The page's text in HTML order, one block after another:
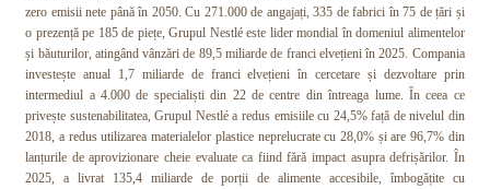
zero emisii nete până în 2050. Cu 271.000 de angajați, 335 de fabrici în 75 de țări și
o prezență pe 185 de piețe, Grupul Nestlé este lider mondial în domeniul alimentelor
și băuturilor, atingând vânzări de 89,5 miliarde de franci elvețieni în 2025. Compania
investește anual 1,7 miliarde de franci elvețieni în cercetare și dezvoltare prin
intermediul a 4.000 de specialiști din 22 de centre din întreaga lume. În ceea ce
privește sustenabilitatea, Grupul Nestlé a redus emisiile cu 24,5% față de nivelul din
2018, a redus utilizarea materialelor plastice neprelucrate cu 28,0% și are 96,7% din
lanțurile de aprovizionare cheie evaluate ca fiind fără impact asupra defrișărilor. În
2025, a livrat 135,4 miliarde de porții de alimente accesibile, îmbogățite cu